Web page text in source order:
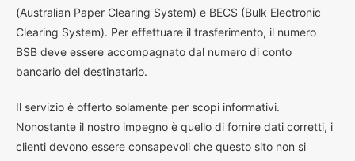
(Australian Paper Clearing System) e BECS (Bulk Electronic
Clearing System). Per effettuare il trasferimento, il numero
BSB deve essere accompagnato dal numero di conto
bancario del destinatario.
Il servizio è offerto solamente per scopi informativi.
Nonostante il nostro impegno è quello di fornire dati corretti, i
clienti devono essere consapevoli che questo sito non si